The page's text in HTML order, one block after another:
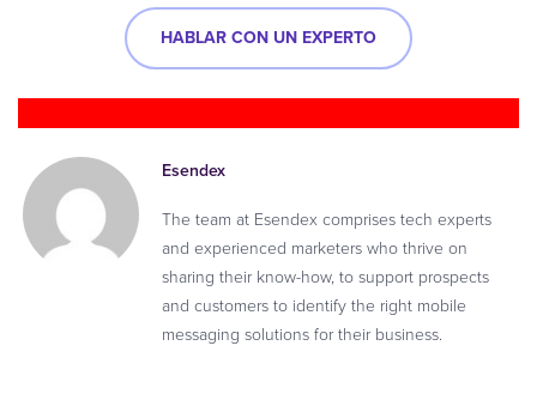
HABLAR CON UN EXPERTO
Esendex
The team at Esendex comprises tech experts
and experienced marketers who thrive on
sharing their know-how, to support prospects
and customers to identify the right mobile
messaging solutions for their business.